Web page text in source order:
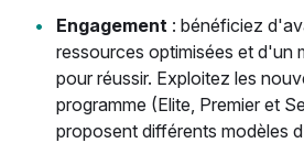
Engagement : bénéficiez
ressources optimisées et d'un
pour réussir. Exploitez les
programme (Elite, Premier et
proposent différents modèles